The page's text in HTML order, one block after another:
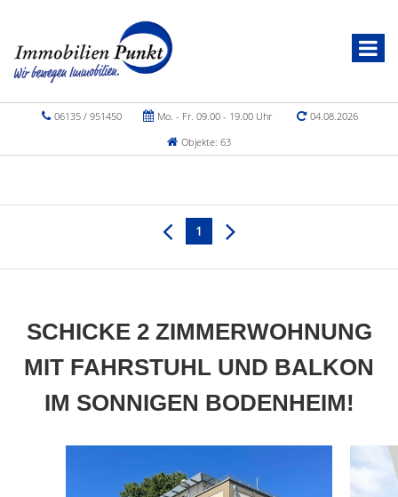
06135 / 951450 Mo. - Fr. 09.00 - 19.00 Uhr
04.08.2026
Objekte: 63
1
SCHICKE 2 ZIMMERWOHNUNG
MIT FAHRSTUHL UND BALKON
IM SONNIGEN BODENHEIM!